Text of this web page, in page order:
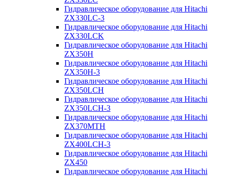
Гидравлическое оборудование для Hitachi
ZX330LC-3
Гидравлическое оборудование для Hitachi
ZX330LCK
Гидравлическое оборудование для Hitachi
ZX350H
Гидравлическое оборудование для Hitachi
ZX350H-3
Гидравлическое оборудование для Hitachi
ZX350LCH
Гидравлическое оборудование для Hitachi
ZX350LCH-3
Гидравлическое оборудование для Hitachi
ZX370MTH
Гидравлическое оборудование для Hitachi
ZX400LCH-3
Гидравлическое оборудование для Hitachi
ZX450
Гидравлическое оборудование для Hitachi